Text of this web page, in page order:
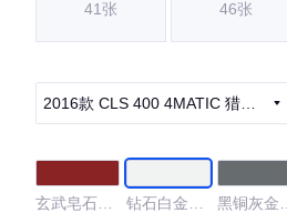
41张 46张
2016款 CLS 400 4MATIC 猎装
玄武皂石红
钻石白金属
黑铜灰金属